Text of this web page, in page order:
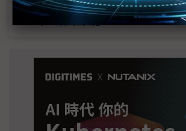
光進銅退更明確？ 聯發科估
線「最終戰場」